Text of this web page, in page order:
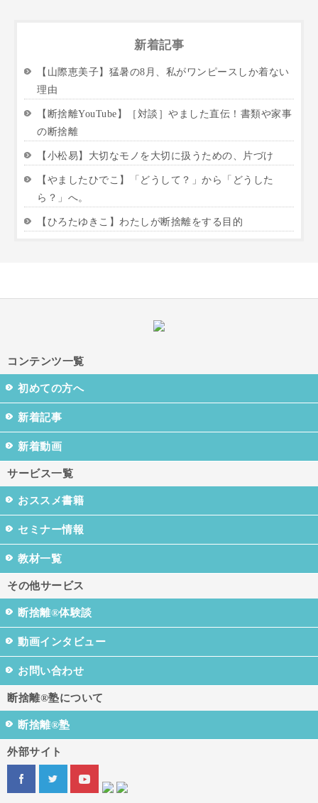
新着記事
【山際恵美子】猛暑の8月、私がワンピースしか着ない
理由
【断捨離YouTube】［対談］やました直伝！書類や家事
の断捨離
【小松易】大切なモノを大切に扱うための、片づけ
【やましたひでこ】「どうして？」から「どうした
ら？」へ。
【ひろたゆきこ】わたしが断捨離をする目的
コンテンツ一覧
初めての方へ
新着記事
新着動画
サービス一覧
おススメ書籍
セミナー情報
教材一覧
その他サービス
断捨離®体験談
動画インタビュー
お問い合わせ
断捨離®塾について
断捨離®塾
外部サイト